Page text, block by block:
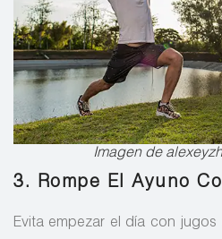
Imagen de
3. Rompe El Ayuno
Evita empezar el día con